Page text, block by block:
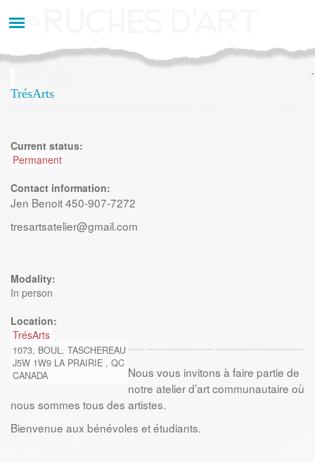
au
TrésArts
Current status:
Permanent
Contact information:
Jen Benoit 450-907-7272
tresartsatelier@gmail.com
Modality:
In person
Location:
TrésArts
1073, BOUL. TASCHEREAU
J5W 1W9 LA PRAIRIE , QC
CANADA
Nous vous invitons à faire partie de
notre atelier d’art communautaire où
nous sommes tous des artistes.
Bienvenue aux bénévoles et étudiants.